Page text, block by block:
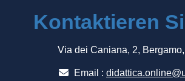
Kontaktieren
Via dei Caniana, 2,
Email :